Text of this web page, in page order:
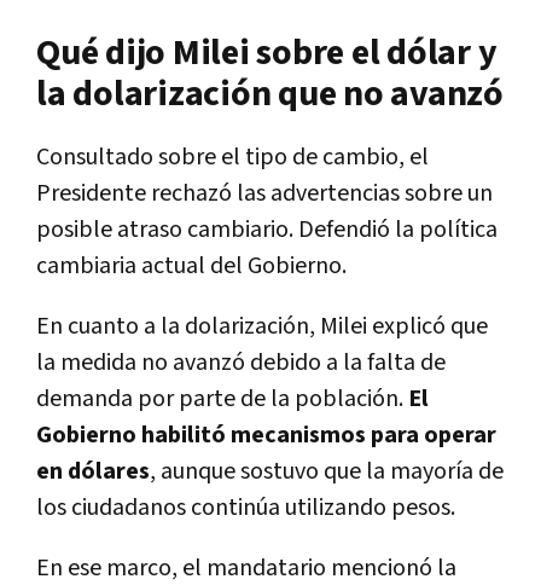
Qué dijo Milei sobre el dólar y
la dolarización que no avanzó
Consultado sobre el tipo de cambio, el
Presidente rechazó las advertencias sobre un
posible atraso cambiario. Defendió la política
cambiaria actual del Gobierno.
En cuanto a la dolarización, Milei explicó que
la medida no avanzó debido a la falta de
demanda por parte de la población. El
Gobierno habilitó mecanismos para operar
en dólares, aunque sostuvo que la mayoría de
los ciudadanos continúa utilizando pesos.
En ese marco, el mandatario mencionó la